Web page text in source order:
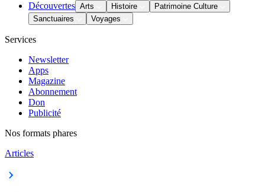
Découvertes Arts Histoire
Patrimoine Culture
Sanctuaires
Voyages
Services
Newsletter
Apps
Magazine
Abonnement
Don
Publicité
Nos formats phares
Articles